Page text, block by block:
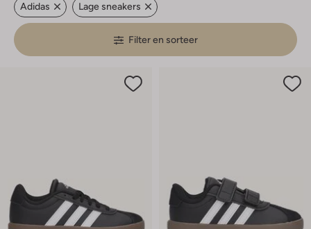
Adidas Lage sneakers
Filter en sorteer